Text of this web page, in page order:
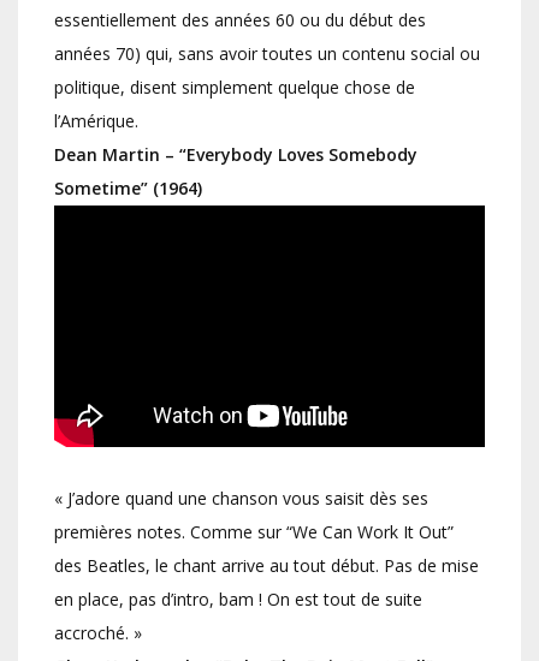
essentiellement des années 60 ou du début des
années 70) qui, sans avoir toutes un contenu social ou
politique, disent simplement quelque chose de
l’Amérique.
Dean Martin – “Everybody Loves Somebody
Sometime” (1964)
« J’adore quand une chanson vous saisit dès ses
premières notes. Comme sur “We Can Work It Out”
des Beatles, le chant arrive au tout début. Pas de mise
en place, pas d’intro, bam ! On est tout de suite
accroché. »